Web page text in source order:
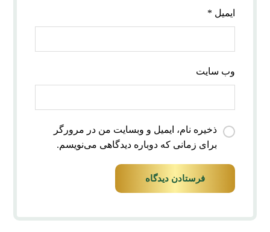
ایمیل *
وب‌ سایت
ذخیره نام، ایمیل و وبسایت من در مرورگر
برای زمانی که دوباره دیدگاهی می‌نویسم.
فرستادن دیدگاه